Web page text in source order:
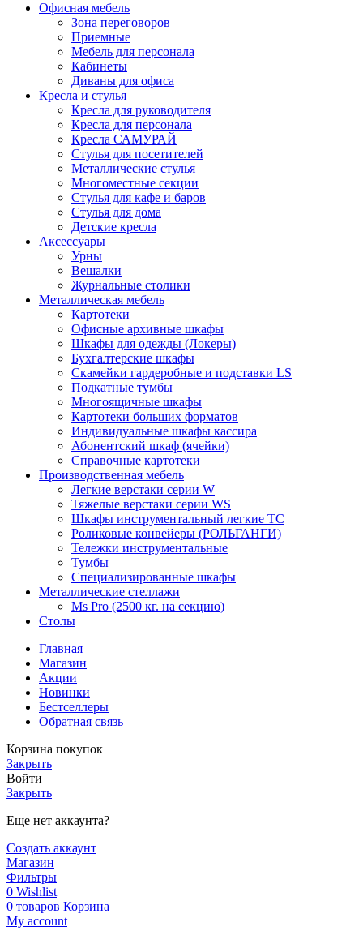
Офисная мебель
Зона переговоров
Приемные
Мебель для персонала
Кабинеты
Диваны для офиса
Кресла и стулья
Кресла для руководителя
Кресла для персонала
Кресла САМУРАЙ
Стулья для посетителей
Металлические стулья
Многоместные секции
Стулья для кафе и баров
Стулья для дома
Детские кресла
Аксессуары
Урны
Вешалки
Журнальные столики
Металлическая мебель
Картотеки
Офисные архивные шкафы
Шкафы для одежды (Локеры)
Бухгалтерские шкафы
Скамейки гардеробные и подставки LS
Подкатные тумбы
Многоящичные шкафы
Картотеки больших форматов
Индивидуальные шкафы кассира
Абонентский шкаф (ячейки)
Справочные картотеки
Производственная мебель
Легкие верстаки серии W
Тяжелые верстаки серии WS
Шкафы инструментальный легкие ТС
Роликовые конвейеры (РОЛЬГАНГИ)
Тележки инструментальные
Тумбы
Специализированные шкафы
Металлические стеллажи
Ms Pro (2500 кг. на секцию)
Столы
Главная
Магазин
Акции
Новинки
Бестселлеры
Обратная связь
Корзина покупок
Закрыть
Войти
Закрыть
Еще нет аккаунта?
Создать аккаунт
Магазин
Фильтры
0 Wishlist
0 товаров Корзина
My account